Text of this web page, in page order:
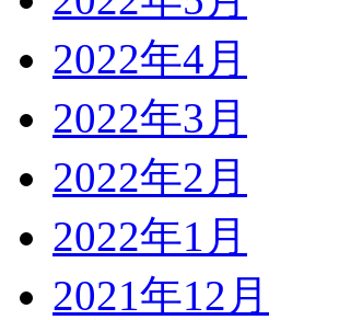
2022年4月
2022年3月
2022年2月
2022年1月
2021年12月